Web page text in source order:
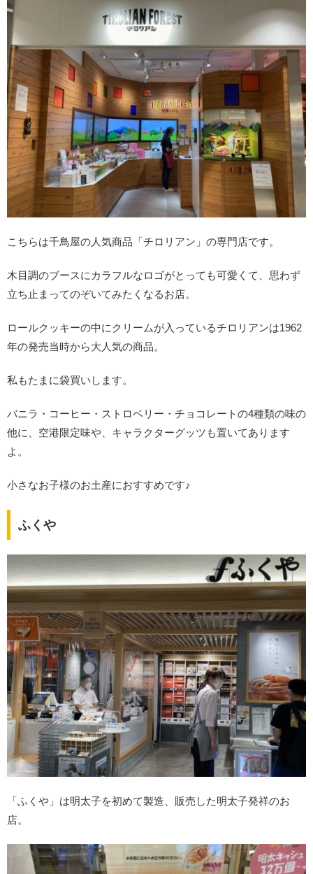
こちらは千鳥屋の人気商品「チロリアン」の専門店です。
木目調のブースにカラフルなロゴがとっても可愛くて、思わず
立ち止まってのぞいてみたくなるお店。
ロールクッキーの中にクリームが入っているチロリアンは1962
年の発売当時から大人気の商品。
私もたまに袋買いします。
バニラ・コーヒー・ストロベリー・チョコレートの4種類の味の
他に、空港限定味や、キャラクターグッツも置いてあります
よ。
小さなお子様のお土産におすすめです♪
ふくや
「ふくや」は明太子を初めて製造、販売した明太子発祥のお
店。